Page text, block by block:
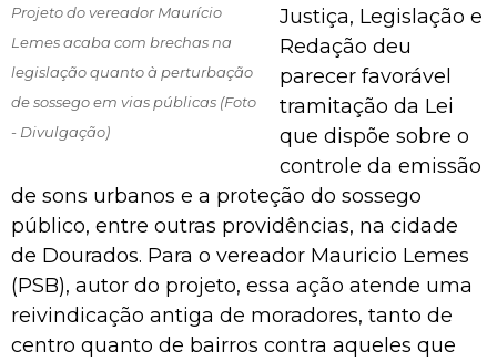
Projeto do vereador Maurício
Lemes acaba com brechas na
legislação quanto à perturbação
de sossego em vias públicas (Foto
- Divulgação)
Justiça, Legislação e
Redação deu
parecer favorável
tramitação da Lei
que dispõe sobre o
controle da emissão
de sons urbanos e a proteção do sossego
público, entre outras providências, na cidade
de Dourados. Para o vereador Mauricio Lemes
(PSB), autor do projeto, essa ação atende uma
reivindicação antiga de moradores, tanto de
centro quanto de bairros contra aqueles que